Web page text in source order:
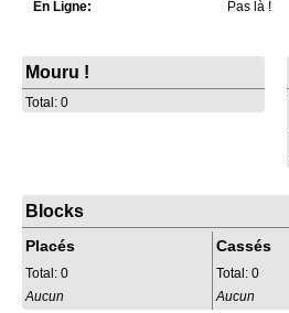
En Ligne:
Pas là !
Mouru !
Total: 0
Blocks
Placés
Total: 0
Aucun
Cassés
Total: 0
Aucun